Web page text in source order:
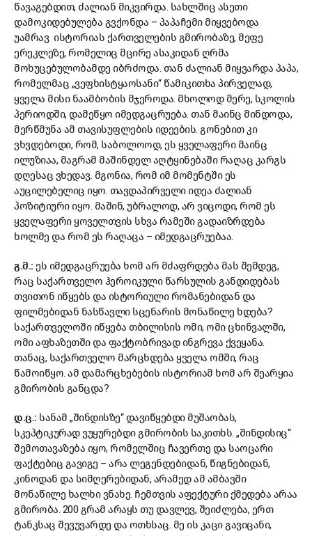
წავაგებდით, ძალიან მიკვირდა. სახლშიც ასეთი
დამოკიდებულება გვქონდა – პაპაჩემი მიყვებოდა
უამრავ ისტორიას ქართველების გმირობაზე, მეფე
ერეკლეზე, რომელიც მცირე ასაკიდან ღრმა
მოხუცებულობამდე იბრძოდა. თან ძალიან მიყვარდა პაპა,
რომელმაც „ვეფხისტყაოსანი“ წამიკითხა პირველად,
ყველა მისი ნაამბობის მჯეროდა. მხოლოდ მერე, სკოლის
პერიოდში, დამეწყო იმედგაცრუება. თან მაინც მინდოდა,
მერწმუნა ამ თავისუფლების იდეების. გონებით კი
ვხვდებოდი, რომ, საბოლოოდ, ეს ყველაფერი მაინც
ილუზიაა, მაგრამ მაშინდელ აღტყინებაში რაღაც კარგს
დღესაც ვხედავ. მგონია, რომ იმ მომენტში ეს
აუცილებელიც იყო. თავდაპირველი იდეა ძალიან
პოზიტიური იყო. მაშინ, უბრალოდ, არ ვიცოდი, რომ ეს
ყველაფერი ყოველთვის სხვა რამეში გადაიზრდება
ხოლმე და რომ ეს რაღაცა – იმედგაცრუებაა.
გ.მ.: ეს იმედგაცრუება ხომ არ მძაფრდება მას შემდეგ,
რაც საქართველო ჰეროიკული წარსულის განდიდებას
თვითონ იწყებს და ისტორიული რომანებიდან და
ფილმებიდან ნასწავლი სცენარის მონაწილე ხდება?
საქართველოში იწყება თბილისის ომი, ომი ცხინვალში,
ომი აფხაზეთში და ფაქტობრივად ინგრევა ქვეყანა.
თანაც, საქართველო მარცხდება ყველა ომში, რაც
წამოიწყო. ამ დამარცხებების ისტორიამ ხომ არ შეარყია
გმირობის განცდა?
დ.ც.: სანამ „შინდისზე“ დავიწყებდი მუშაობას,
სკეპტიკურად ვუყურებდი გმირობის საკითხს. „შინდისიც“
შემოთავაზება იყო, რომელშიც ჩავერთე და საოცარი
ფაქტებიც გავიგე – არა ლეგენდებიდან, წიგნებიდან,
კინოდან და სიმღერებიდან, არამედ ამ ამბავში
მონაწილე ხალხი ვნახე. ჩემთვის აფექტური ქმედება არაა
გმირობა. 200 გრამ არაყს თუ დავლევ, შეიძლება, ერთ
ტანკსაც შევუვარდე და ოთხსაც. მე ის კაცი გავიცანი,